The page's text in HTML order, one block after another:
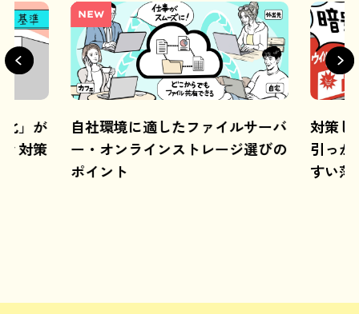
」が
対策
NEW
自社環境に適したファイルサーバ
ー・オンラインストレージ選びの
ポイント
対策し
引っか
すい落